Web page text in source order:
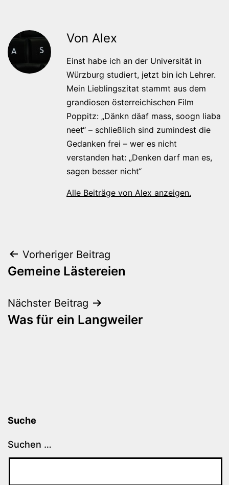
Von Alex
Einst habe ich an der Universität in
Würzburg studiert, jetzt bin ich Lehrer.
Mein Lieblingszitat stammt aus dem
grandiosen österreichischen Film
Poppitz: „Dänkn däaf mass, soogn liaba
neet“ – schließlich sind zumindest die
Gedanken frei – wer es nicht
verstanden hat: „Denken darf man es,
sagen besser nicht“
Alle Beiträge von Alex anzeigen.
Beitragsnavigation
Vorheriger Beitrag
Gemeine Lästereien
Nächster Beitrag
Was für ein Langweiler
Suche
Suchen …